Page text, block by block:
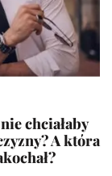
chciałaby
A która